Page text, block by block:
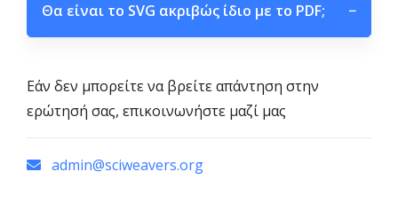
Θα είναι το SVG ακριβώς ίδιο με το PDF; −
Εάν δεν μπορείτε να βρείτε απάντηση στην
ερώτησή σας, επικοινωνήστε μαζί μας
admin@sciweavers.org